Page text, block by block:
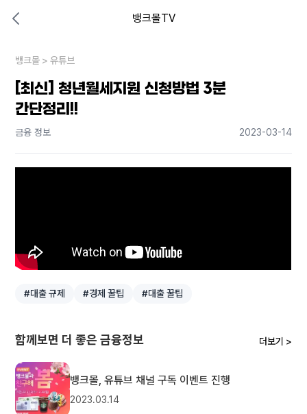
뱅크몰TV
내 상황엔 어떤 방법이 있을까?
뱅크몰 >유튜브
[최신] 청년월세지원 신청방법 3분
간단정리!!
금융 정보 2023-03-14
#대출 규제 #경제 꿀팁 #대출 꿀팁
함께보면 더 좋은 금융정보 더보기 >
뱅크몰, 유튜브 채널 구독 이벤트 진행
2023.03.14